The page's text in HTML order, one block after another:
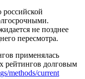
не позднее
пересмотра.
применялась
рейтингов долговым
methods/current